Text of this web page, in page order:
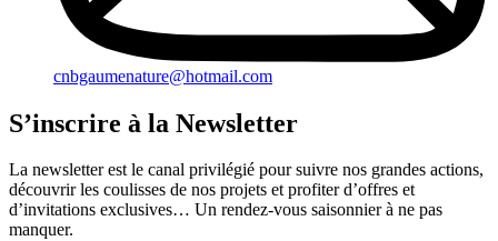
cnbgaumenature@hotmail.com
S’inscrire à la Newsletter
La newsletter est le canal privilégié pour suivre nos grandes actions,
découvrir les coulisses de nos projets et profiter d’offres et
d’invitations exclusives… Un rendez-vous saisonnier à ne pas
manquer.